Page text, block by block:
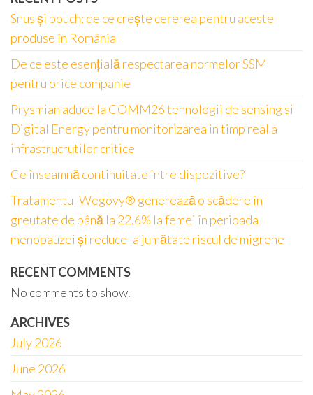
Snus și pouch: de ce crește cererea pentru aceste
produse în România
De ce este esențială respectarea normelor SSM
pentru orice companie
Prysmian aduce la COMM26 tehnologii de sensing si
Digital Energy pentru monitorizarea in timp real a
infrastrucrutilor critice
Ce înseamnă continuitate între dispozitive?
Tratamentul Wegovy® generează o scădere în
greutate de până la 22,6% la femei în perioada
menopauzei și reduce la jumătate riscul de migrene
RECENT COMMENTS
No comments to show.
ARCHIVES
July 2026
June 2026